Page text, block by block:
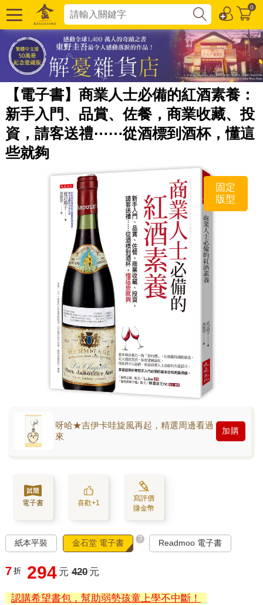
0
【電子書】商業人士必備的紅酒素養：
新手入門、品賞、佐餐，商業收藏、投
資，請客送禮⋯⋯從酒標到酒杯，懂這
些就夠
固定
版型
呀哈★吉伊卡哇旋風再起，精選周邊看過
來
加購
電子書 喜歡+1
寫評價
賺金幣
紙本平裝 金石堂 電子書 ? Readmoo 電子書
7 折 294 元 420 元
認購希望書包，幫助弱勢孩童上學不中斷！